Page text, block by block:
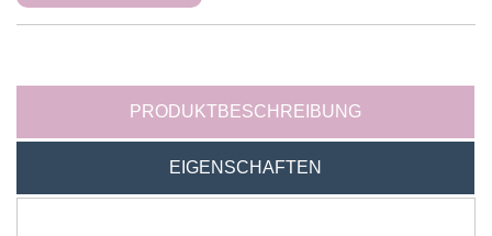
PRODUKTBESCHREIBUNG
EIGENSCHAFTEN